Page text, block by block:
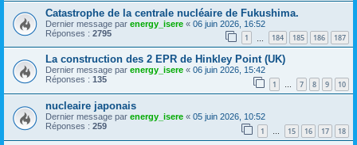
Catastrophe de la centrale nucléaire de Fukushima.
Dernier message par energy_isere « 06 juin 2026, 16:52
Réponses : 2795 1 184 185 186 187
La construction des 2 EPR de Hinkley Point (UK)
Dernier message par energy_isere « 06 juin 2026, 15:42
Réponses : 135 1 … 7 8 9 10
nucleaire japonais
Dernier message par energy_isere « 05 juin 2026, 10:52
Réponses : 259 1 15 16 17 18